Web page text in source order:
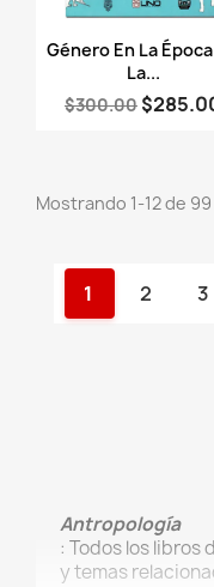
Vista rápida
Género En La
La...
$300.00
Mostrando 1-12 de
1 2 3
Antropología
: Todos los libros
y temas